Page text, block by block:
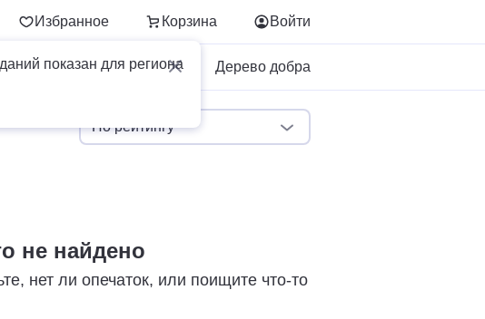
Избранное Корзина
показан для региона
Войти
Для бизнеса Дерево добра
По рейтингу
не найдено
нет ли опечаток, или поищите что-то